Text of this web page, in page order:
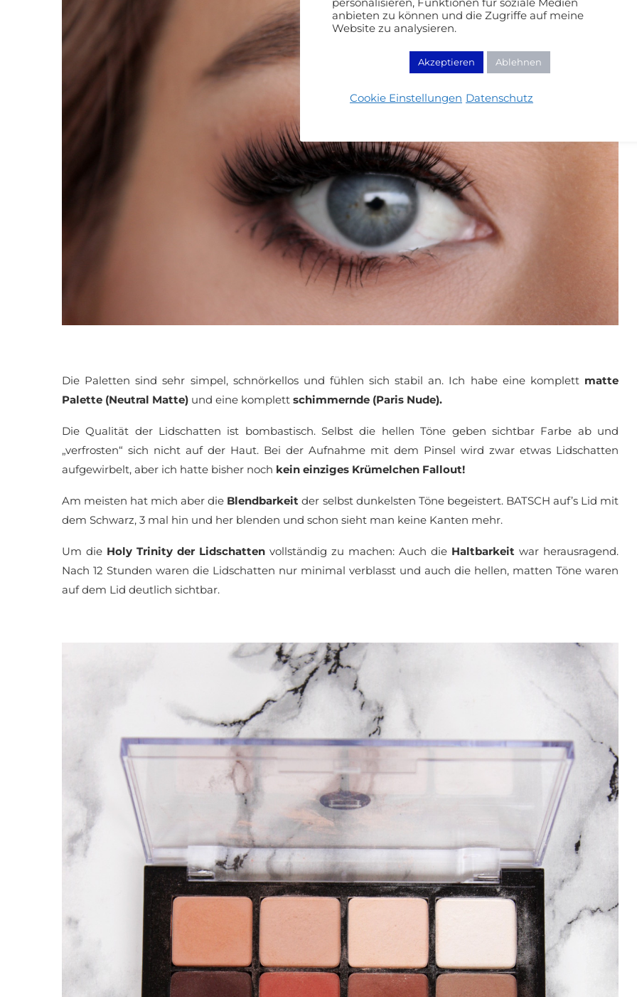
Die Paletten sind sehr simpel, schnörkellos und fühlen sich stabil an. Ich habe eine komplett matte
Palette (Neutral Matte) und eine komplett schimmernde (Paris Nude).
Die Qualität der Lidschatten ist bombastisch. Selbst die hellen Töne geben sichtbar Farbe ab und
„verfrosten“ sich nicht auf der Haut. Bei der Aufnahme mit dem Pinsel wird zwar etwas Lidschatten
aufgewirbelt, aber ich hatte bisher noch kein einziges Krümelchen Fallout!
Am meisten hat mich aber die Blendbarkeit der selbst dunkelsten Töne begeistert. BATSCH auf’s Lid mit
dem Schwarz, 3 mal hin und her blenden und schon sieht man keine Kanten mehr.
Um die Holy Trinity der Lidschatten vollständig zu machen: Auch die Haltbarkeit war herausragend.
Nach 12 Stunden waren die Lidschatten nur minimal verblasst und auch die hellen, matten Töne waren
auf dem Lid deutlich sichtbar.
personalisieren, Funktionen für soziale Medien
anbieten zu können und die Zugriffe auf meine
Website zu analysieren.
Akzeptieren Ablehnen
Cookie Einstellungen Datenschutz